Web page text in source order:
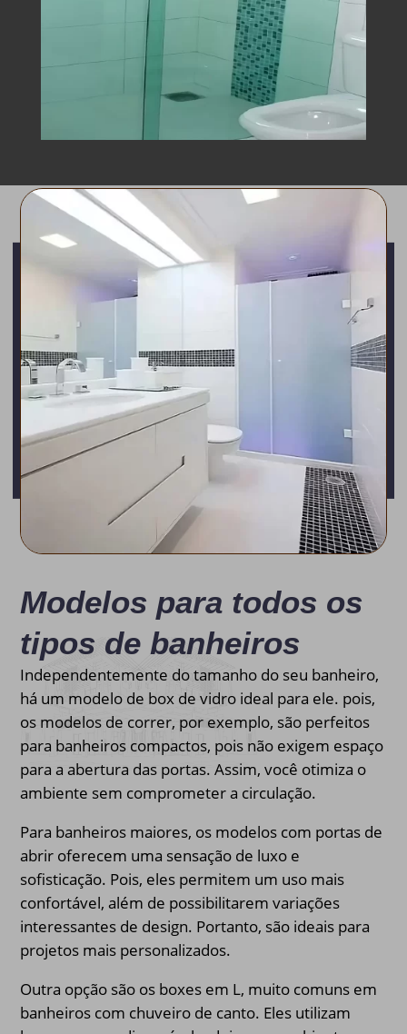
Modelos para todos os
tipos de banheiros
Independentemente do tamanho do seu banheiro,
há um modelo de box de vidro ideal para ele. pois,
os modelos de correr, por exemplo, são perfeitos
para banheiros compactos, pois não exigem espaço
para a abertura das portas. Assim, você otimiza o
ambiente sem comprometer a circulação.
Para banheiros maiores, os modelos com portas de
abrir oferecem uma sensação de luxo e
sofisticação. Pois, eles permitem um uso mais
confortável, além de possibilitarem variações
interessantes de design. Portanto, são ideais para
projetos mais personalizados.
Outra opção são os boxes em L, muito comuns em
banheiros com chuveiro de canto. Eles utilizam